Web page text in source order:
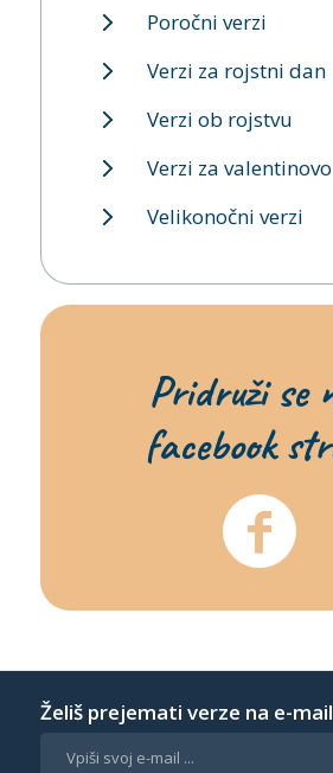
Poročni verzi
Verzi za rojstni dan
Verzi ob rojstvu
Verzi za valentinovo
Velikonočni verzi
Pridruži se
facebook
Želiš prejemati verze na e-